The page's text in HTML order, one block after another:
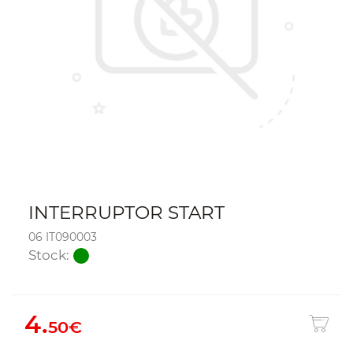
INTERRUPTOR START
06 IT090003
Stock:
4.50€